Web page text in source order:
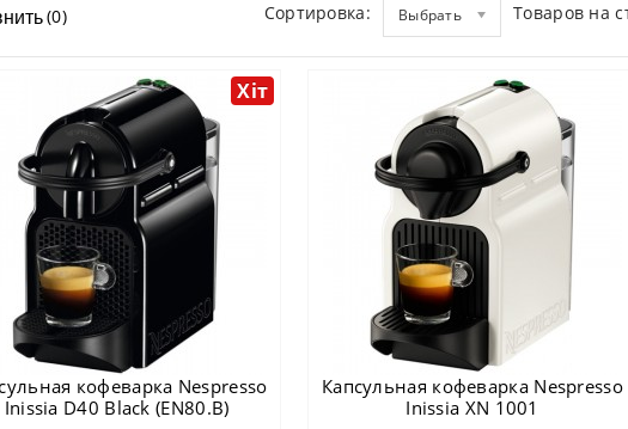
(0) Сортировка: Выбрать Товаров на
Хіт
кофеварка Nespresso
Inissia D40 Black (EN80.B)
Капсульная кофеварка Nespresso
Inissia XN 1001